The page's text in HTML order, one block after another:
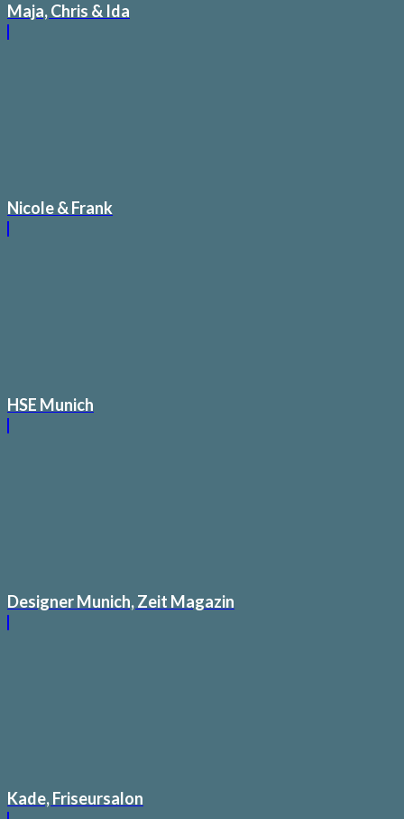
Maja, Chris & Ida
Nicole & Frank
HSE Munich
Designer Munich, Zeit Magazin
Kade, Friseursalon